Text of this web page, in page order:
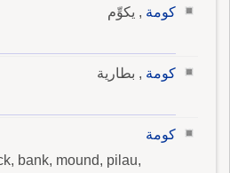
كومة , يكوِّم
كومة , بطارية
كومة
bank, mound, pilau,